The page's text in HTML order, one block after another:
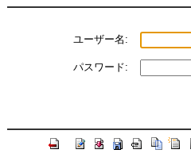
ユーザー名:
パスワード: